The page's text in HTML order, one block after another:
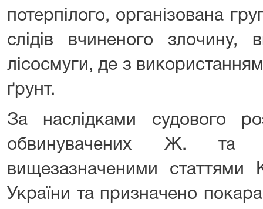
потерпілого, організована
слідів вчиненого
лісосмуги, де з
ґрунт.
За наслідками судового
обвинувачених Ж.
вищезазначеними статтями
України та призначено